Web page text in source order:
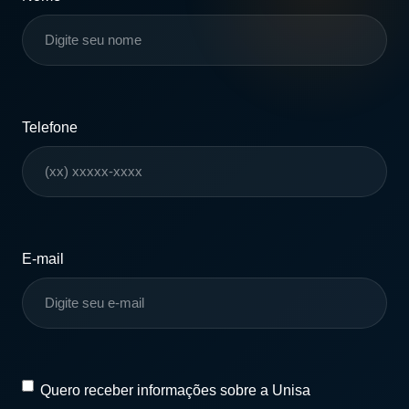
Telefone
E-mail
QueroQuero receber informações sobre a Unisa